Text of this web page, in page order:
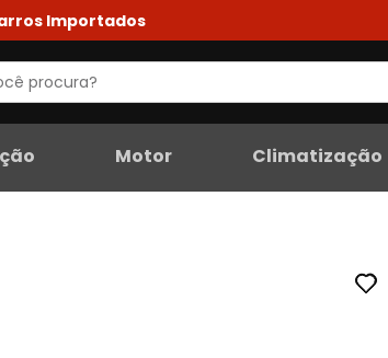
Importados
Motor Climatização